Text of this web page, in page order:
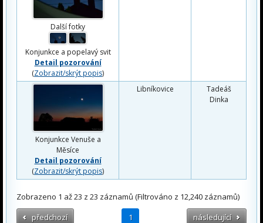
Další fotky
Konjunkce a popelavý svit
Detail pozorování
(Zobrazit/skrýt popis)
Konjunkce Venuše a
Měsíce
Detail pozorování
(Zobrazit/skrýt popis)
Libníkovice
Tadeáš
Dinka
Zobrazeno 1 až 23 z 23 záznamů (Filtrováno z 12,240 záznamů)
předchozí
1 následující